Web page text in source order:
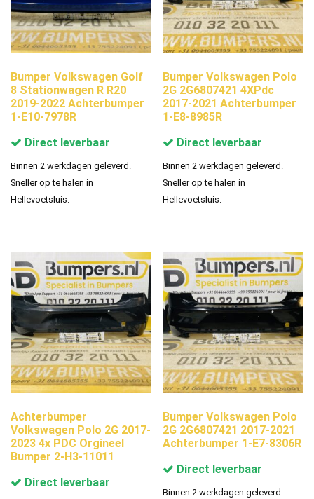
Bumper Volkswagen Golf
8 Stationwagen R R20
2019-2022 Achterbumper
1-E10-7978R
Direct leverbaar
Binnen 2 werkdagen geleverd.
Sneller op te halen in
Hellevoetsluis.
Bumper Volkswagen Polo
2G 2G6807421 4XPdc
2017-2021 Achterbumper
1-E8-8985R
Direct leverbaar
Binnen 2 werkdagen geleverd.
Sneller op te halen in
Hellevoetsluis.
Achterbumper
Volkswagen Polo 2G 2017-
2023 4x PDC Orgineel
Bumper 2-H3-11011
Direct leverbaar
Bumper Volkswagen Polo
2G 2G6807421 2017-2021
Achterbumper 1-E7-8306R
Direct leverbaar
Binnen 2 werkdagen geleverd.